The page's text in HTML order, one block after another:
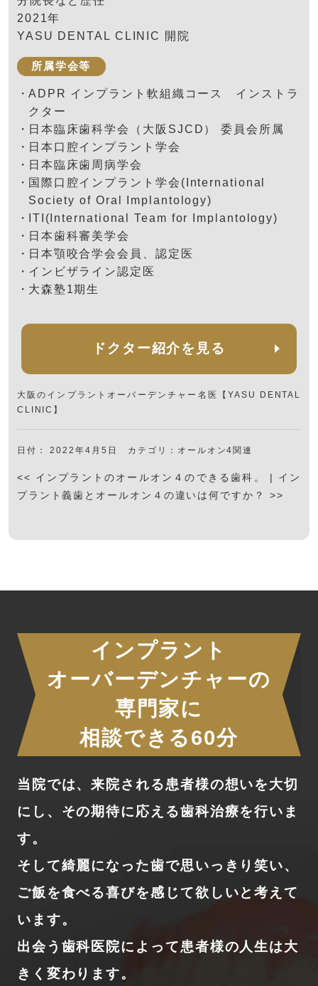
2021年
YASU DENTAL CLINIC 開院
所属学会等
ADPR インプラント軟組織コース インストラ
クター
日本臨床歯科学会（大阪SJCD） 委員会所属
日本口腔インプラント学会
日本臨床歯周病学会
国際口腔インプラント学会(International
Society of Oral Implantology)
ITI(International Team for Implantology)
日本歯科審美学会
日本顎咬合学会会員、認定医
インビザライン認定医
大森塾1期生
ドクター紹介を見る
大阪の インプラントオーバーデンチャー 名医【YASU DENTAL
CLINIC】
日付：2022年4月5日 カテゴリ： オールオン4関連
<< インプラントのオールオン４のできる歯科。 | イン
プラント義歯とオールオン４の違いは何ですか？ >>
インプラント
オーバーデンチャーの
専門家に
相談できる60分
当院では、来院される患者様の想いを大切
にし、その期待に応える歯科治療を行いま
す。
そして綺麗になった歯で思いっきり笑い、
ご飯を食べる喜びを感じて欲しいと考えて
います。
出会う歯科医院によって患者様の人生は大
きく変わります。